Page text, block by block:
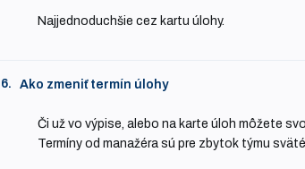
Najjednoduchšie cez kartu úlohy.
6. Ako zmeniť termín úlohy
Či už vo výpise, alebo na karte úloh môžete
Termíny od manažéra sú pre zbytok týmu